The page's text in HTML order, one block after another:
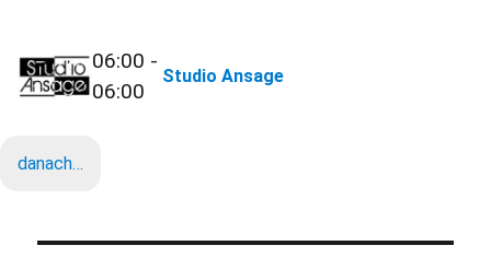
06:00 -
06:00
Studio Ansage
danach…